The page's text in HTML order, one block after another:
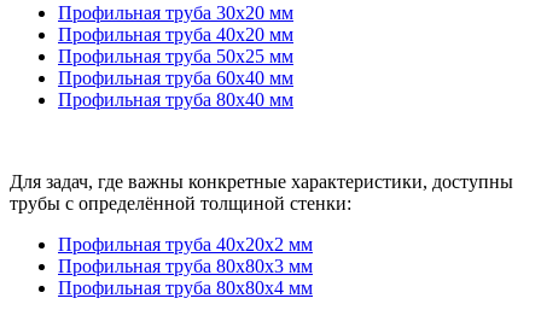
Профильная труба 30х20 мм
Профильная труба 40х20 мм
Профильная труба 50х25 мм
Профильная труба 60х40 мм
Профильная труба 80х40 мм
Для задач, где важны конкретные характеристики, доступны
трубы с определённой толщиной стенки:
Профильная труба 40х20х2 мм
Профильная труба 80х80х3 мм
Профильная труба 80х80х4 мм